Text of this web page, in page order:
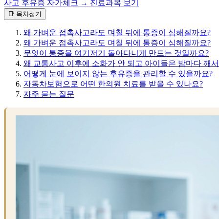
사고 후유증 자가체크 → 진료과목 보기
📑 목차접기
왜 가벼운 접촉사고라도 며칠 뒤에 통증이 심해질까요?
왜 가벼운 접촉사고라도 며칠 뒤에 통증이 심해질까요?
무엇이 통증을 여기저기 돌아다니게 만드는 것일까요?
왜 교통사고 이후에 소화가 안 되고 아이들은 밤마다 깨
어떻게 눈에 보이지 않는 후유증을 관리할 수 있을까요?
자동차보험으로 어떤 한의원 치료를 받을 수 있나요?
자주 묻는 질문